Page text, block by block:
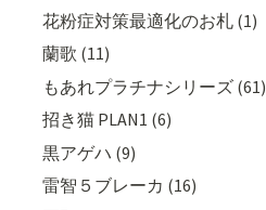
花粉症対策最適化のお札 (1)
蘭歌 (11)
もあれプラチナシリーズ (61)
招き猫 PLAN1 (6)
黒アゲハ (9)
雷智５ブレーカ (16)